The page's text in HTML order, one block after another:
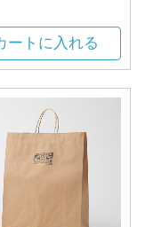
ートに入れる